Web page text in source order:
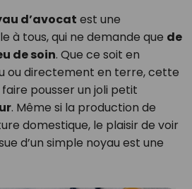
d’avocat est une
à tous, qui ne demande que de
de soin. Que ce soit en
ou directement en terre, cette
pousser un joli petit
. Même si la production de
domestique, le plaisir de voir
d’un simple noyau est une